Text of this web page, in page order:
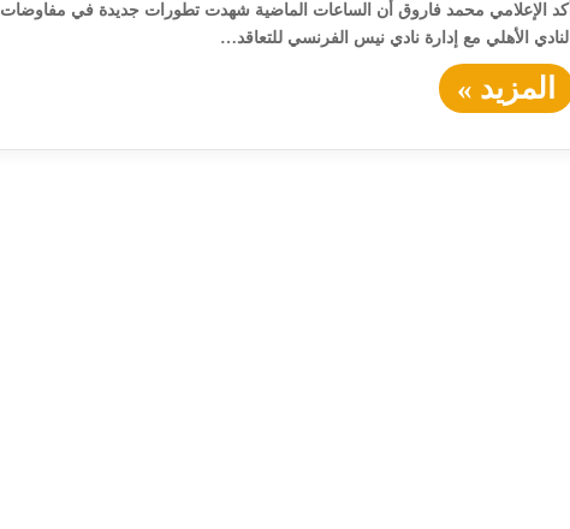
أكد الإعلامي محمد فاروق أن الساعات الماضية شهدت تطورات جديدة في مفاوضات
النادي الأهلي مع إدارة نادي نيس الفرنسي للتعاقد…
المزيد »